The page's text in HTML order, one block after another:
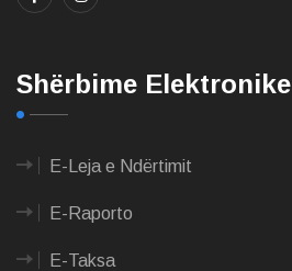
Shërbime Elektronike
E-Leja e Ndërtimit
E-Raporto
E-Taksa